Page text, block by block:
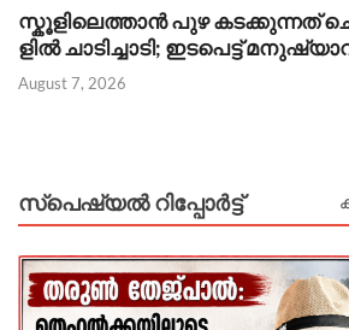
സ്കൂളിലെത്താൻ പുഴ കടക്കുന്നത്
ളിൽ ചാടിച്ചാടി; ഇടപെട്ട്
August 7, 2026
സ്പെഷ്യൽ റിപ്പോര്‍ട്ട്